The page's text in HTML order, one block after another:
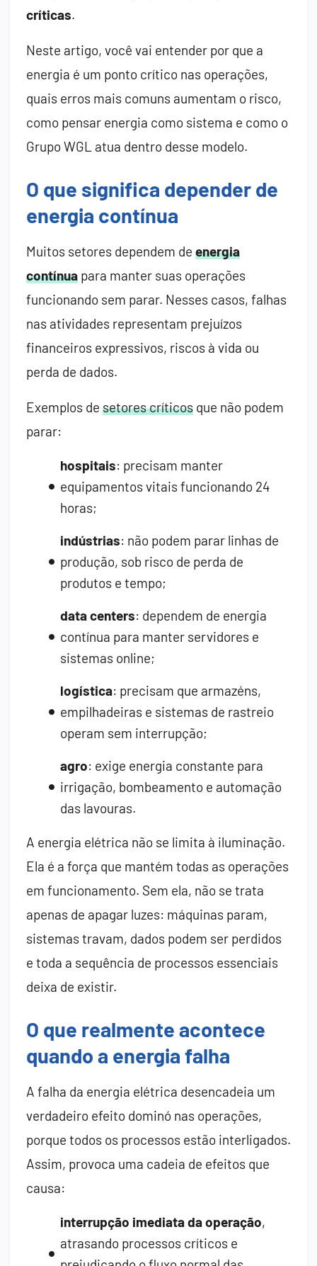
críticas.
Neste artigo, você vai entender por que a
energia é um ponto crítico nas operações,
quais erros mais comuns aumentam o risco,
como pensar energia como sistema e como o
Grupo WGL atua dentro desse modelo.
O que significa depender de
energia contínua
Muitos setores dependem de energia
contínua para manter suas operações
funcionando sem parar. Nesses casos, falhas
nas atividades representam prejuízos
financeiros expressivos, riscos à vida ou
perda de dados.
Exemplos de setores críticos que não podem
parar:
hospitais: precisam manter
equipamentos vitais funcionando 24
horas;
indústrias: não podem parar linhas de
produção, sob risco de perda de
produtos e tempo;
data centers: dependem de energia
contínua para manter servidores e
sistemas online;
logística: precisam que armazéns,
empilhadeiras e sistemas de rastreio
operam sem interrupção;
agro: exige energia constante para
irrigação, bombeamento e automação
das lavouras.
A energia elétrica não se limita à iluminação.
Ela é a força que mantém todas as operações
em funcionamento. Sem ela, não se trata
apenas de apagar luzes: máquinas param,
sistemas travam, dados podem ser perdidos
e toda a sequência de processos essenciais
deixa de existir.
O que realmente acontece
quando a energia falha
A falha da energia elétrica desencadeia um
verdadeiro efeito dominó nas operações,
porque todos os processos estão interligados.
Assim, provoca uma cadeia de efeitos que
causa:
interrupção imediata da operação,
atrasando processos críticos e